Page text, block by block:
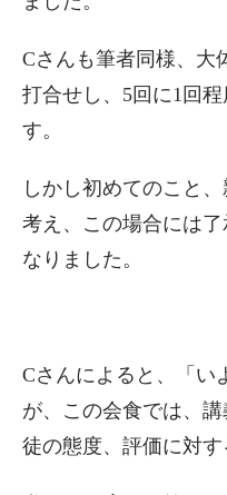
Cさんも筆者同様、大
打合せし、5回に1回
す。
しかし初めてのこと
考え、この場合には
なりました。
Cさんによると、「い
が、この会食では、
徒の態度、評価に対す